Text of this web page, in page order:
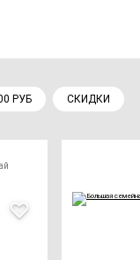
РУБ СКИДКИ